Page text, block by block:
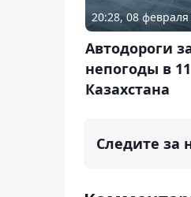
20:28, 08
Автодороги
непогоды в
Казахстана
Следите за